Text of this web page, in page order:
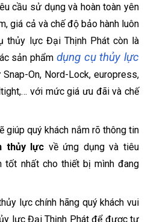
cầu sử dụng và hoàn toàn yên
giá cả và chế độ bảo hành luôn
thủy lực Đại Thịnh Phát còn là
sản phẩm dụng cụ thủy lực
On, Nord-Lock, europress,
với mức giá ưu đãi và chế
giúp quý khách nắm rõ thông tin
thủy lực về ứng dụng và tiêu
tốt nhất cho thiết bị mình đang
lực chính hãng quý khách vui
lực Đại Thịnh Phát để được tư